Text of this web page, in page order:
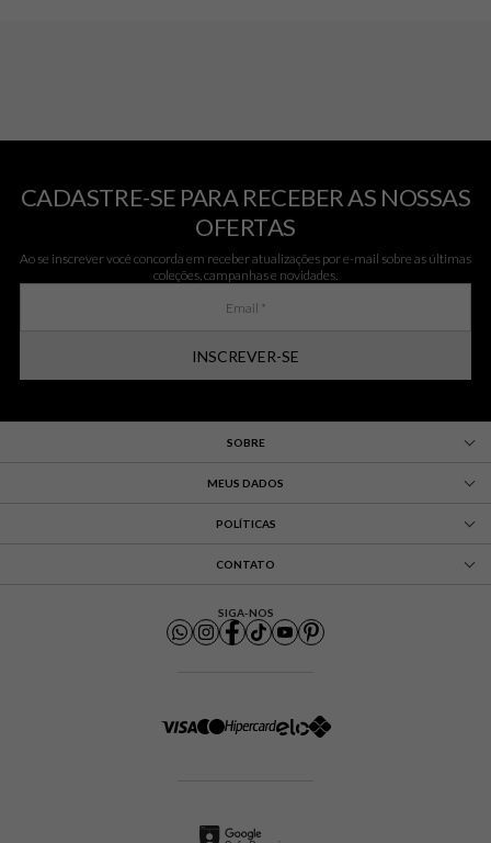
CADASTRE-SE PARA RECEBER AS NOSSAS
OFERTAS
Ao se inscrever você concorda em receber atualizações por e-mail sobre as últimas
coleções, campanhas e novidades.
INSCREVER-SE
SOBRE
MEUS DADOS
POLÍTICAS
CONTATO
SIGA-NOS